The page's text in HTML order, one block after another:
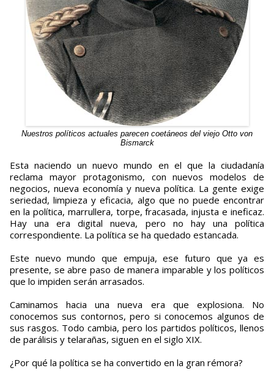
Nuestros políticos actuales parecen coetáneos del viejo Otto von
Bismarck
Esta naciendo un nuevo mundo en el que la ciudadanía
reclama mayor protagonismo, con nuevos modelos de
negocios, nueva economía y nueva política. La gente exige
seriedad, limpieza y eficacia, algo que no puede encontrar
en la política, marrullera, torpe, fracasada, injusta e ineficaz.
Hay una era digital nueva, pero no hay una política
correspondiente. La política se ha quedado estancada.
Este nuevo mundo que empuja, ese futuro que ya es
presente, se abre paso de manera imparable y los políticos
que lo impiden serán arrasados.
Caminamos hacia una nueva era que explosiona. No
conocemos sus contornos, pero si conocemos algunos de
sus rasgos. Todo cambia, pero los partidos políticos, llenos
de parálisis y telarañas, siguen en el siglo XIX.
¿Por qué la política se ha convertido en la gran rémora?